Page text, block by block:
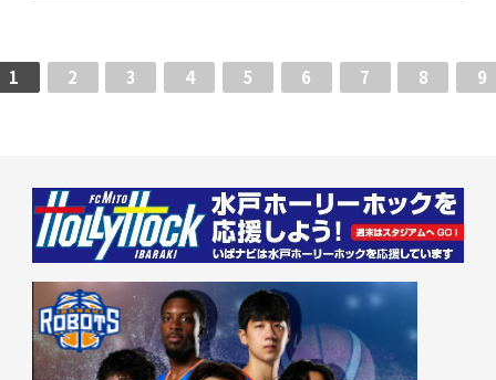
1 2 3 4 5 6 7 8 9